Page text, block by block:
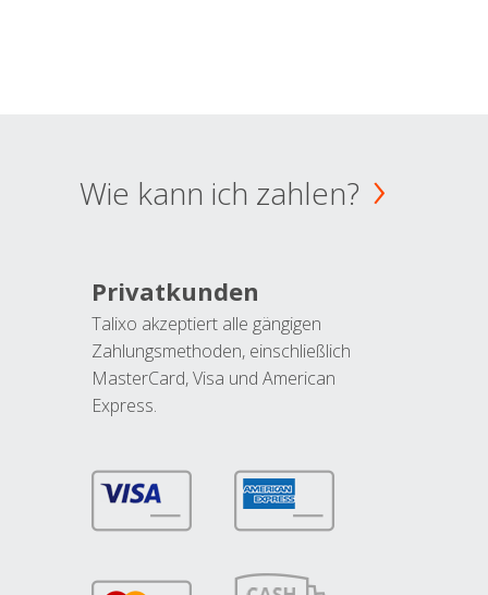
Wie kann ich zahlen?
Privatkunden
Talixo akzeptiert alle gängigen
Zahlungsmethoden, einschließlich
MasterCard, Visa und American
Express.